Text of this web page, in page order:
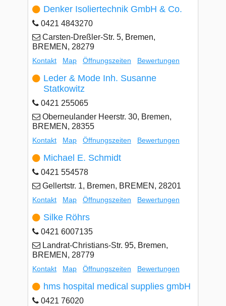
Denker Isoliertechnik GmbH & Co.
0421 4843270
Carsten-Dreßler-Str. 5, Bremen,
BREMEN, 28279
Kontakt Map Öffnungszeiten Bewertungen
Leder & Mode Inh. Susanne
Statkowitz
0421 255065
Oberneulander Heerstr. 30, Bremen,
BREMEN, 28355
Kontakt Map Öffnungszeiten Bewertungen
Michael E. Schmidt
0421 554578
Gellertstr. 1, Bremen, BREMEN, 28201
Kontakt Map Öffnungszeiten Bewertungen
Silke Röhrs
0421 6007135
Landrat-Christians-Str. 95, Bremen,
BREMEN, 28779
Kontakt Map Öffnungszeiten Bewertungen
hms hospital medical supplies gmbH
0421 76020